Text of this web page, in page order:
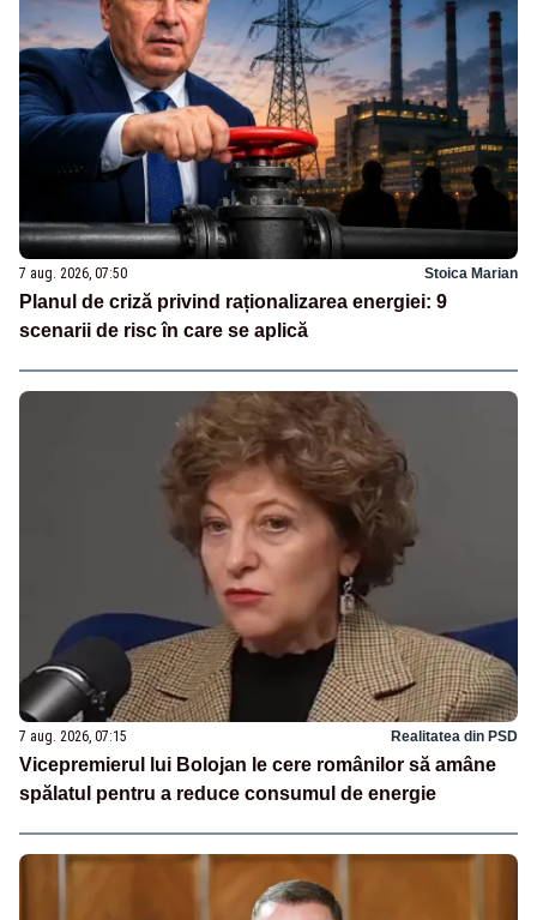
7 aug. 2026, 07:50 Stoica Marian
Planul de criză privind raționalizarea energiei: 9
scenarii de risc în care se aplică
7 aug. 2026, 07:15 Realitatea din PSD
Vicepremierul lui Bolojan le cere românilor să amâne
spălatul pentru a reduce consumul de energie